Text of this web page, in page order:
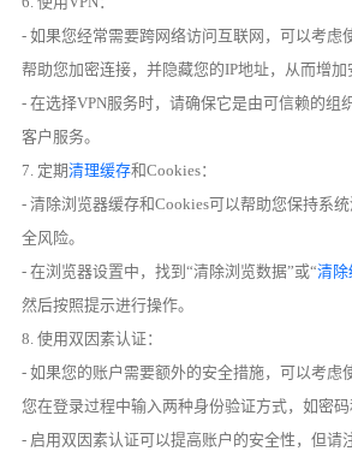
- 如果您经常需要跨网络访问互联网，可以考虑
帮助您加密连接，并隐藏您的IP地址，从而增加
- 在选择VPN服务时，请确保它是由可信赖的组
客户服务。
7. 定期清理缓存和Cookies：
- 清除浏览器缓存和Cookies可以帮助您保持系
全风险。
- 在浏览器设置中，找到“清除浏览数据”或“清
然后按照提示进行操作。
8. 使用双因素认证：
- 如果您的账户需要额外的安全措施，可以考虑
您在登录过程中输入两种身份验证方式，如密码
- 启用双因素认证可以提高账户的安全性，但请